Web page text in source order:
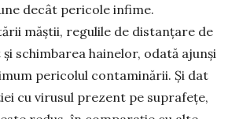
decât pericole infime.
măștii, regulile de distanțare de
schim­ba­rea hainelor, odată ajunși
pericolul con­tami­nării. Și dat
cu virusul prezent pe supra­fețe,